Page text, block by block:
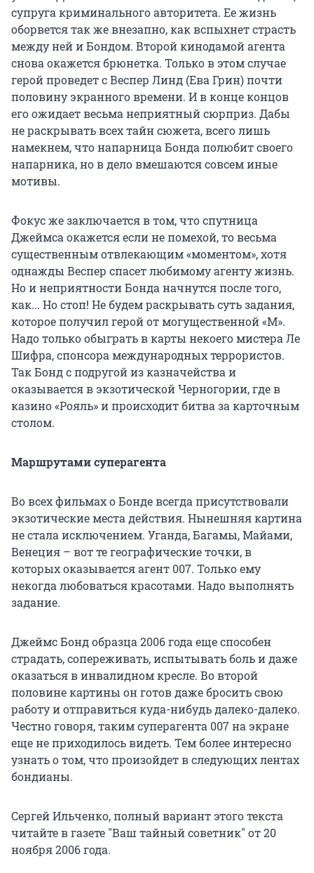
супруга криминального авторитета. Ее жизнь
оборвется так же внезапно, как вспыхнет страсть
между ней и Бондом. Второй кинодамой агента
снова окажется брюнетка. Только в этом случае
герой проведет с Веспер Линд (Ева Грин) почти
половину экранного времени. И в конце концов
его ожидает весьма неприятный сюрприз. Дабы
не раскрывать всех тайн сюжета, всего лишь
намекнем, что напарница Бонда полюбит своего
напарника, но в дело вмешаются совсем иные
мотивы.
Фокус же заключается в том, что спутница
Джеймса окажется если не помехой, то весьма
существенным отвлекающим «моментом», хотя
однажды Веспер спасет любимому агенту жизнь.
Но и неприятности Бонда начнутся после того,
как... Но стоп! Не будем раскрывать суть задания,
которое получил герой от могущественной «М».
Надо только обыграть в карты некоего мистера Ле
Шифра, спонсора международных террористов.
Так Бонд с подругой из казначейства и
оказывается в экзотической Черногории, где в
казино «Рояль» и происходит битва за карточным
столом.
Маршрутами суперагента
Во всех фильмах о Бонде всегда присутствовали
экзотические места действия. Нынешняя картина
не стала исключением. Уганда, Багамы, Майами,
Венеция – вот те географические точки, в
которых оказывается агент 007. Только ему
некогда любоваться красотами. Надо выполнять
задание.
Джеймс Бонд образца 2006 года еще способен
страдать, сопереживать, испытывать боль и даже
оказаться в инвалидном кресле. Во второй
половине картины он готов даже бросить свою
работу и отправиться куда-нибудь далеко-далеко.
Честно говоря, таким суперагента 007 на экране
еще не приходилось видеть. Тем более интересно
узнать о том, что произойдет в следующих лентах
бондианы.
Сергей Ильченко, полный вариант этого текста
читайте в газете "Ваш тайный советник" от 20
ноября 2006 года.